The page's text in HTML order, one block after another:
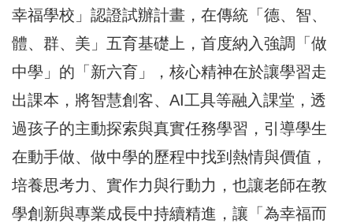
幸福學校」認證試辦計畫，在傳統「德、智、
體、群、美」五育基礎上，首度納入強調「做
中學」的「新六育」，核心精神在於讓學習走
出課本，將智慧創客、AI工具等融入課堂，透
過孩子的主動探索與真實任務學習，引導學生
在動手做、做中學的歷程中找到熱情與價值，
培養思考力、實作力與行動力，也讓老師在教
學創新與專業成長中持續精進，讓「為幸福而